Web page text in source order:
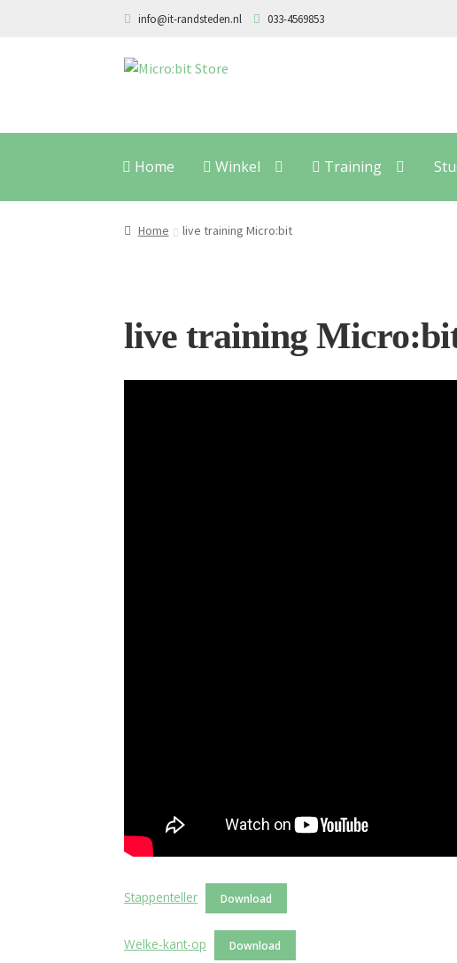
info@it-randsteden.nl 033-4569853
Home Winkel Training
Home live training Micro:bit
live training
Stappenteller Download
Welke-kant-op Download